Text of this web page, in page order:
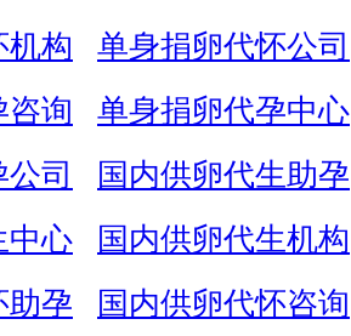
机构
单身捐卵代怀公司
咨询
单身捐卵代孕中心
司
国内供卵代生助孕
中心
国内供卵代生机构
助孕
国内供卵代怀咨询